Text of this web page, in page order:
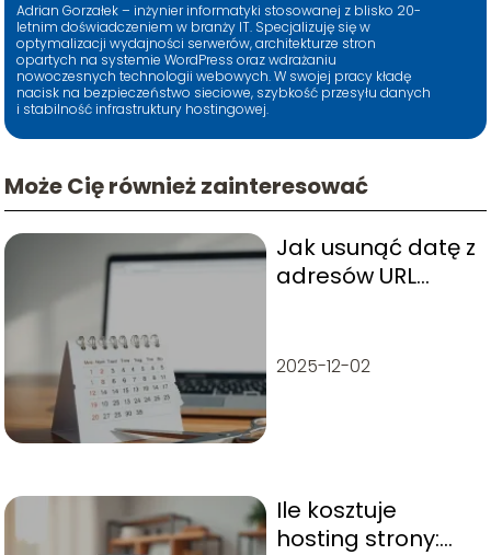
Adrian Gorzałek – inżynier informatyki stosowanej z blisko 20-
letnim doświadczeniem w branży IT. Specjalizuję się w
optymalizacji wydajności serwerów, architekturze stron
opartych na systemie WordPress oraz wdrażaniu
nowoczesnych technologii webowych. W swojej pracy kładę
nacisk na bezpieczeństwo sieciowe, szybkość przesyłu danych
i stabilność infrastruktury hostingowej.
Może Cię również zainteresować
Jak usunąć datę z
adresów URL
2025-12-02
Ile kosztuje
hosting strony: